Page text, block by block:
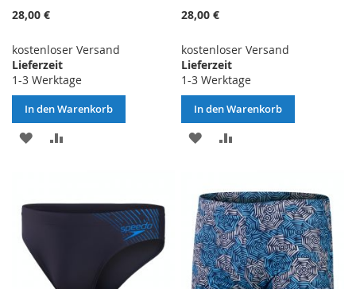
28,00 €
kostenloser Versand
Lieferzeit
1-3 Werktage
In den Warenkorb
ZUR
28,00 €
kostenloser Versand
Lieferzeit
1-3 Werktage
In den Warenkorb
ZUR
HINZUFÜGEN
HINZUFÜGEN